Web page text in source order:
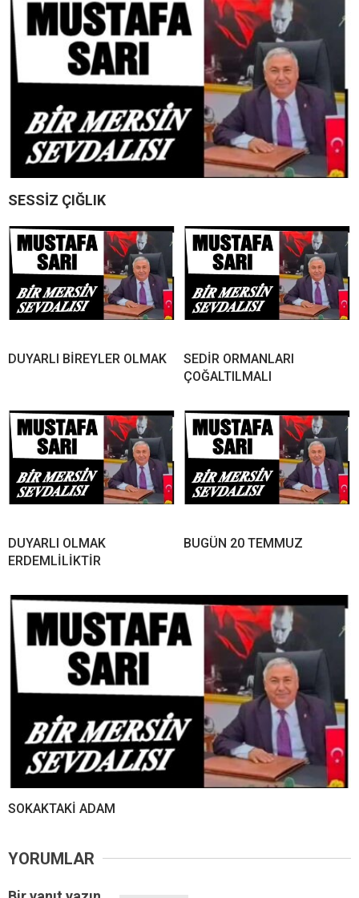
SESSİZ ÇIĞLIK
DUYARLI BİREYLER OLMAK
SEDİR ORMANLARI
ÇOĞALTILMALI
DUYARLI OLMAK
ERDEMLİLİKTİR
BUGÜN 20 TEMMUZ
SOKAKTAKİ ADAM
YORUMLAR